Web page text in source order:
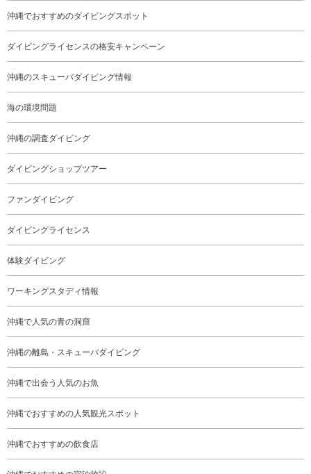
沖縄でおすすめのダイビングスポット
ダイビングライセンスの格安キャンペーン
沖縄のスキューバダイビング情報
海の環境問題
沖縄の調査ダイビング
ダイビングショップツアー
ファンダイビング
ダイビングライセンス
体験ダイビング
ワーキングスタディ情報
沖縄で人気の青の洞窟
沖縄の離島・スキューバダイビング
沖縄で出会う人気のお魚
沖縄でおすすめの人気観光スポット
沖縄でおすすめの飲食店